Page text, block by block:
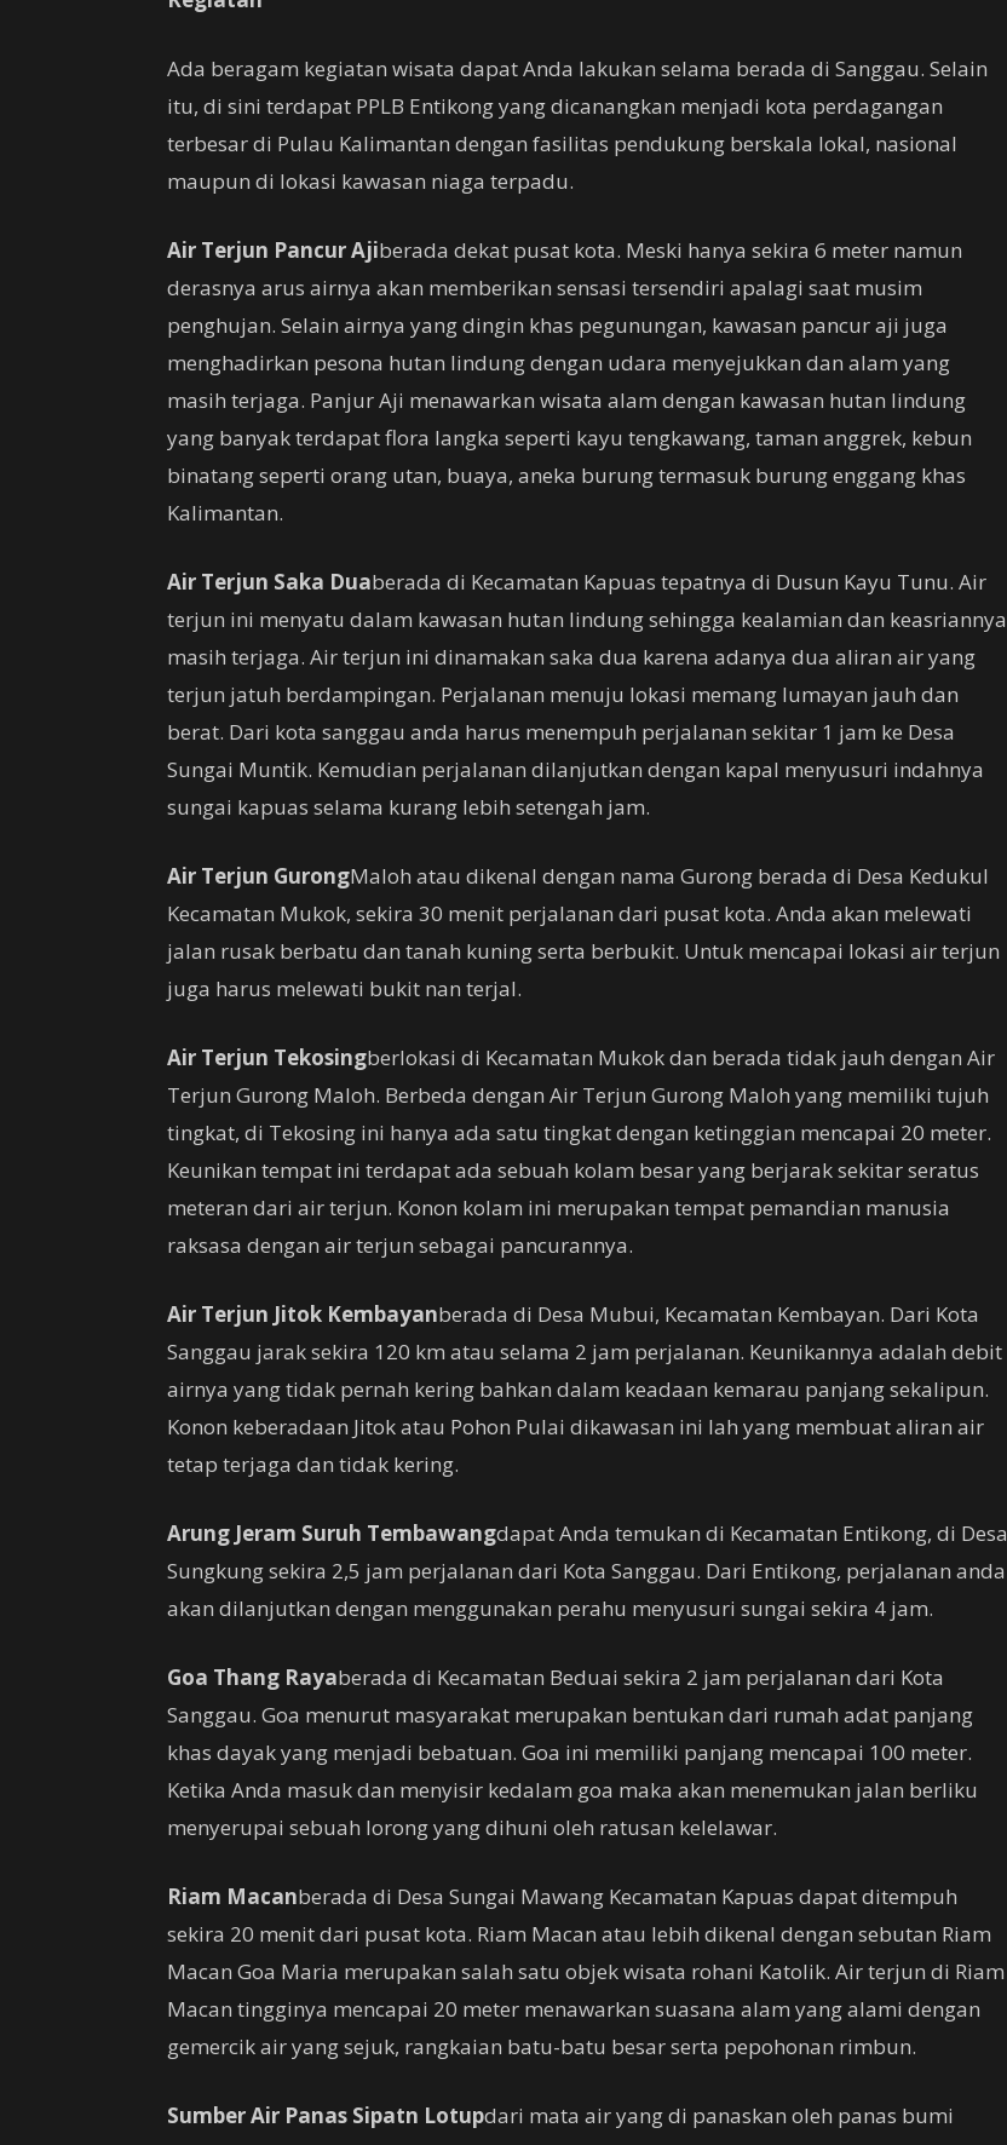
Ada beragam kegiatan wisata dapat Anda lakukan selama berada di Sanggau. Selain
itu, di sini terdapat PPLB Entikong yang dicanangkan menjadi kota perdagangan
terbesar di Pulau Kalimantan dengan fasilitas pendukung berskala lokal, nasional
maupun di lokasi kawasan niaga terpadu.
Air Terjun Pancur Ajiberada dekat pusat kota. Meski hanya sekira 6 meter namun
derasnya arus airnya akan memberikan sensasi tersendiri apalagi saat musim
penghujan. Selain airnya yang dingin khas pegunungan, kawasan pancur aji juga
menghadirkan pesona hutan lindung dengan udara menyejukkan dan alam yang
masih terjaga. Panjur Aji menawarkan wisata alam dengan kawasan hutan lindung
yang banyak terdapat flora langka seperti kayu tengkawang, taman anggrek, kebun
binatang seperti orang utan, buaya, aneka burung termasuk burung enggang khas
Kalimantan.
Air Terjun Saka Duaberada di Kecamatan Kapuas tepatnya di Dusun Kayu Tunu. Air
terjun ini menyatu dalam kawasan hutan lindung sehingga kealamian dan keasriannya
masih terjaga. Air terjun ini dinamakan saka dua karena adanya dua aliran air yang
terjun jatuh berdampingan. Perjalanan menuju lokasi memang lumayan jauh dan
berat. Dari kota sanggau anda harus menempuh perjalanan sekitar 1 jam ke Desa
Sungai Muntik. Kemudian perjalanan dilanjutkan dengan kapal menyusuri indahnya
sungai kapuas selama kurang lebih setengah jam.
Air Terjun GurongMaloh atau dikenal dengan nama Gurong berada di Desa Kedukul
Kecamatan Mukok, sekira 30 menit perjalanan dari pusat kota. Anda akan melewati
jalan rusak berbatu dan tanah kuning serta berbukit. Untuk mencapai lokasi air terjun
juga harus melewati bukit nan terjal.
Air Terjun Tekosingberlokasi di Kecamatan Mukok dan berada tidak jauh dengan Air
Terjun Gurong Maloh. Berbeda dengan Air Terjun Gurong Maloh yang memiliki tujuh
tingkat, di Tekosing ini hanya ada satu tingkat dengan ketinggian mencapai 20 meter.
Keunikan tempat ini terdapat ada sebuah kolam besar yang berjarak sekitar seratus
meteran dari air terjun. Konon kolam ini merupakan tempat pemandian manusia
raksasa dengan air terjun sebagai pancurannya.
Air Terjun Jitok Kembayanberada di Desa Mubui, Kecamatan Kembayan. Dari Kota
Sanggau jarak sekira 120 km atau selama 2 jam perjalanan. Keunikannya adalah debit
airnya yang tidak pernah kering bahkan dalam keadaan kemarau panjang sekalipun.
Konon keberadaan Jitok atau Pohon Pulai dikawasan ini lah yang membuat aliran air
tetap terjaga dan tidak kering.
Arung Jeram Suruh Tembawangdapat Anda temukan di Kecamatan Entikong, di Desa
Sungkung sekira 2,5 jam perjalanan dari Kota Sanggau. Dari Entikong, perjalanan anda
akan dilanjutkan dengan menggunakan perahu menyusuri sungai sekira 4 jam.
Goa Thang Rayaberada di Kecamatan Beduai sekira 2 jam perjalanan dari Kota
Sanggau. Goa menurut masyarakat merupakan bentukan dari rumah adat panjang
khas dayak yang menjadi bebatuan. Goa ini memiliki panjang mencapai 100 meter.
Ketika Anda masuk dan menyisir kedalam goa maka akan menemukan jalan berliku
menyerupai sebuah lorong yang dihuni oleh ratusan kelelawar.
Riam Macanberada di Desa Sungai Mawang Kecamatan Kapuas dapat ditempuh
sekira 20 menit dari pusat kota. Riam Macan atau lebih dikenal dengan sebutan Riam
Macan Goa Maria merupakan salah satu objek wisata rohani Katolik. Air terjun di Riam
Macan tingginya mencapai 20 meter menawarkan suasana alam yang alami dengan
gemercik air yang sejuk, rangkaian batu-batu besar serta pepohonan rimbun.
Sumber Air Panas Sipatn Lotupdari mata air yang di panaskan oleh panas bumi